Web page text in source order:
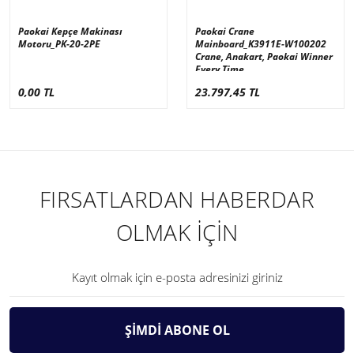
Paokai Kepçe Makinası
Motoru_PK-20-2PE
0,00 TL
Paokai Crane
Mainboard_K3911E-W100202
Crane, Anakart, Paokai Winner
Every Time
23.797,45 TL
FIRSATLARDAN HABERDAR
OLMAK İÇİN
ŞİMDİ ABONE OL